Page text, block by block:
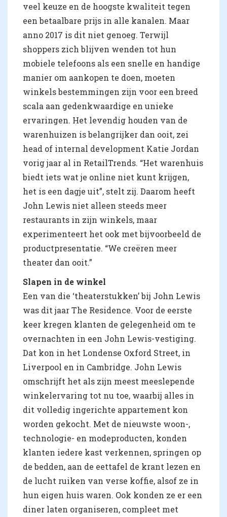
veel keuze en de hoogste kwaliteit tegen
een betaalbare prijs in alle kanalen. Maar
anno 2017 is dit niet genoeg. Terwijl
shoppers zich blijven wenden tot hun
mobiele telefoons als een snelle en handige
manier om aankopen te doen, moeten
winkels bestemmingen zijn voor een breed
scala aan gedenkwaardige en unieke
ervaringen. Het levendig houden van de
warenhuizen is belangrijker dan ooit, zei
head of internal development Katie Jordan
vorig jaar al in RetailTrends. “Het warenhuis
biedt iets wat je online niet kunt krijgen,
het is een dagje uit”, stelt zij. Daarom heeft
John Lewis niet alleen steeds meer
restaurants in zijn winkels, maar
experimenteert het ook met bijvoorbeeld de
productpresentatie. “We creëren meer
theater dan ooit.”
Slapen in de winkel
Een van die ‘theaterstukken’ bij John Lewis
was dit jaar The Residence. Voor de eerste
keer kregen klanten de gelegenheid om te
overnachten in een John Lewis-vestiging.
Dat kon in het Londense Oxford Street, in
Liverpool en in Cambridge. John Lewis
omschrijft het als zijn meest meeslepende
winkelervaring tot nu toe, waarbij alles in
dit volledig ingerichte appartement kon
worden gekocht. Met de nieuwste woon-,
technologie- en modeproducten, konden
klanten iedere kast verkennen, springen op
de bedden, aan de eettafel de krant lezen en
de lucht ruiken van verse koffie, alsof ze in
hun eigen huis waren. Ook konden ze er een
diner laten organiseren, compleet met